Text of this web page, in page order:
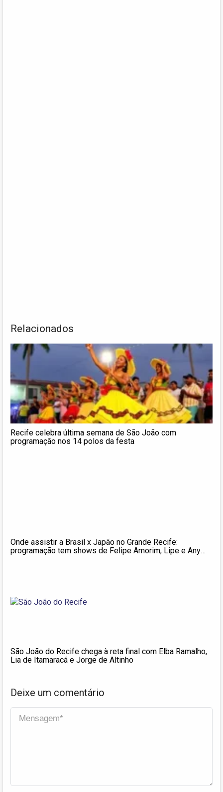
Relacionados
Recife celebra última semana de São João com
programação nos 14 polos da festa
Onde assistir a Brasil x Japão no Grande Recife:
programação tem shows de Felipe Amorim, Lipe e Any
São João do Recife chega à reta final com Elba Ramalho,
Lia de Itamaracá e Jorge de Altinho
Deixe um comentário